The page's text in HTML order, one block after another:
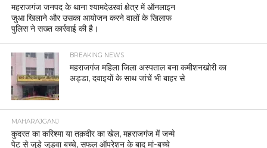
महराजगंज जनपद के थाना श्यामदेउरवां क्षेत्र में ऑनलाइन
जुआ खिलाने और उसका आयोजन करने वालों के खिलाफ
पुलिस ने सख्त कार्रवाई की है।
BREAKING NEWS
महराजगंज महिला जिला अस्पताल बना कमीशनखोरी का
अड्डा, दवाइयों के साथ जांचें भी बाहर से
MAHARAJGANJ
कुदरत का करिश्मा या तक़दीर का खेल, महराजगंज में जन्मे
पेट से जुड़े जुड़वा बच्चे, सफल ऑपरेशन के बाद मां-बच्चे